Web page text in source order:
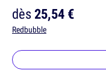
dès25,54 €
Redbubble